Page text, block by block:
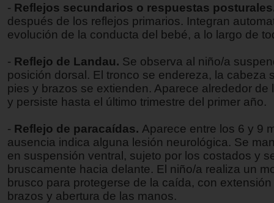
- Reflejos secundarios o respuestas
después de los reflejos primarios. Integran
evolución de la conducta del bebé, a lo largo de
- Reflejo de Landau. Se observa al niño/a
posición dorsal. El tronco se endereza, la cabeza
pies y brazos se extienden. Aparece alrededor de
y persiste hasta el último trimestre del primer año.
- Reflejo de paracaídas. Aparece entre los 6 y 9
ausencia indica alguna lesión neurológica. Se
en suspensión ventral, sujeto por los costados y
bruscamente hacia delante. El niño/a realiza un
brusco para protegerse de la caída, con
brazos y abertura de las manos.